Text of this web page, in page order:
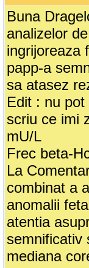
Buna
analizelor
ingrijoreaza
papp-a
sa atasez
Edit : nu
scriu ce imi
mU/L
Frec beta-
La
combinat a
anomalii
atentia
semnificativ
mediana